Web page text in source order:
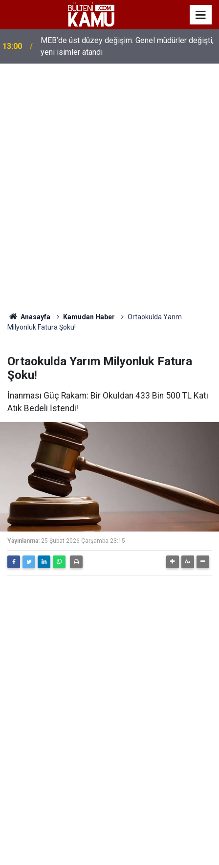
13:00
MEB’de üst düzey değişim: Genel müdürler değişti,
yeni isimler atandı
Anasayfa Kamudan Haber
Ortaokulda Yarım
Milyonluk Fatura Şoku!
Ortaokulda Yarım Milyonluk Fatura
Şoku!
İnanması Güç Rakam: Bir Okuldan 433 Bin 500 TL Katı
Atık Bedeli İstendi!
Yayınlanma: 25 Şubat 2026 Çarşamba 23:15